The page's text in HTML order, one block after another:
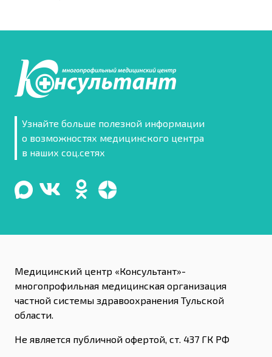
Узнайте больше полезной информации
о возможностях медицинского центра
в наших соц.сетях
Медицинский центр «Консультант»-
многопрофильная медицинская организация
частной системы здравоохранения Тульской
области.
Не является публичной офертой, ст. 437 ГК РФ